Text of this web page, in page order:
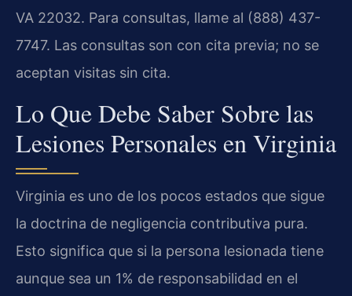
VA 22032. Para consultas, llame al (888) 437-
7747. Las consultas son con cita previa; no se
aceptan visitas sin cita.
Lo Que Debe Saber Sobre las
Lesiones Personales en Virginia
Virginia es uno de los pocos estados que sigue
la doctrina de negligencia contributiva pura.
Esto significa que si la persona lesionada tiene
aunque sea un 1% de responsabilidad en el